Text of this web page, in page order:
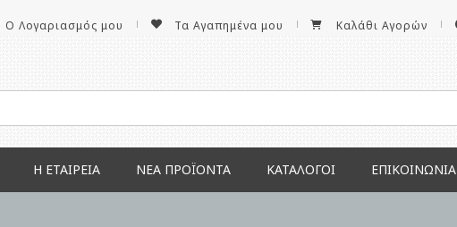
Ο Λογαριασμός μου Τα Αγαπημένα μου Καλάθι Αγορών
Η ΕΤΑΙΡΕΊΑ ΝΕΑ ΠΡΟΪΌΝΤΑ ΚΑΤΆΛΟΓΟΙ ΕΠΙΚΟΙΝΩΝΊΑ